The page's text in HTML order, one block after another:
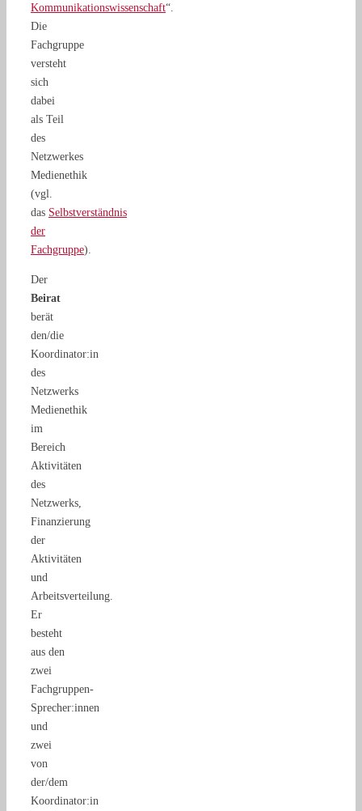
Kommunikationswissenschaft“.
Die
Fachgruppe
versteht
sich
dabei
als Teil
des
Netzwerkes
Medienethik
(vgl.
das Selbstverständnis
der
Fachgruppe).
Der
Beirat
berät
den/die
Koordinator:in
des
Netzwerks
Medienethik
im
Bereich
Aktivitäten
des
Netzwerks,
Finanzierung
der
Aktivitäten
und
Arbeitsverteilung.
Er
besteht
aus den
zwei
Fachgruppen-
Sprecher:innen
und
zwei
von
der/dem
Koordinator:in